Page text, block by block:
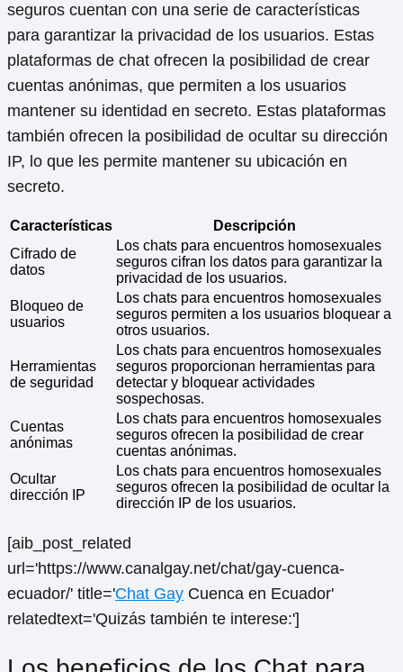
seguros cuentan con una serie de características
para garantizar la privacidad de los usuarios. Estas
plataformas de chat ofrecen la posibilidad de crear
cuentas anónimas, que permiten a los usuarios
mantener su identidad en secreto. Estas plataformas
también ofrecen la posibilidad de ocultar su dirección
IP, lo que les permite mantener su ubicación en
secreto.
Características
Descripción
Cifrado de
datos
Los chats para encuentros homosexuales
seguros cifran los datos para garantizar la
privacidad de los usuarios.
Bloqueo de
usuarios
Los chats para encuentros homosexuales
seguros permiten a los usuarios bloquear a
otros usuarios.
Herramientas
de seguridad
Los chats para encuentros homosexuales
seguros proporcionan herramientas para
detectar y bloquear actividades
sospechosas.
Cuentas
anónimas
Los chats para encuentros homosexuales
seguros ofrecen la posibilidad de crear
cuentas anónimas.
Ocultar
dirección IP
Los chats para encuentros homosexuales
seguros ofrecen la posibilidad de ocultar la
dirección IP de los usuarios.
[aib_post_related
url='https://www.canalgay.net/chat/gay-cuenca-
ecuador/' title='Chat Gay Cuenca en Ecuador'
relatedtext='Quizás también te interese:']